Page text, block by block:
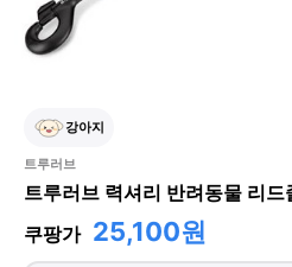
강아지
트루러브
트루러브 력셔리 반려동물 리
쿠팡가 25,100원